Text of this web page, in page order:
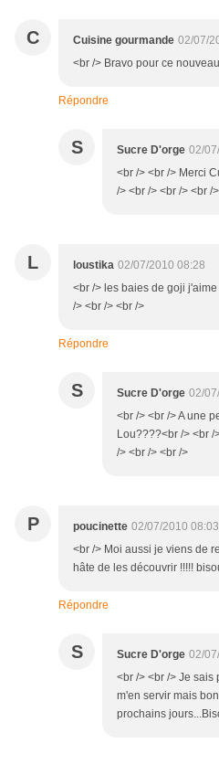
C Cuisine gourmande 02/07/
<br /> Bravo pour ce
Répondre
S Sucre D'orge 02/
<br /> <br /> Merci
/> <br /> <br /> <br />
L loustika 02/07/2010 08:28
<br /> les baies de goji
/> <br /> <br />
Répondre
S Sucre D'orge 02/
<br /> <br /> A une
Lou????<br /> <br /
/> <br /> <br />
P poucinette 02/07/2010 08:03
<br /> Moi aussi je viens de
hâte de les découvrir !!!!!
Répondre
S Sucre D'orge 02/
<br /> <br /> Je sais
m'en servir mais
prochains